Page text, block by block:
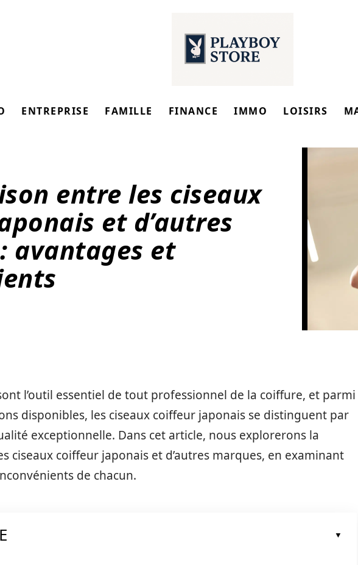
ENTREPRISE FAMILLE FINANCE IMMO LOISIRS
entre les ciseaux
et d’autres
avantages et
l’outil essentiel de tout professionnel de la coiffure, et parmi
disponibles, les ciseaux coiffeur japonais se distinguent par
exceptionnelle. Dans cet article, nous explorerons la
ciseaux coiffeur japonais et d’autres marques, en examinant
de chacun.